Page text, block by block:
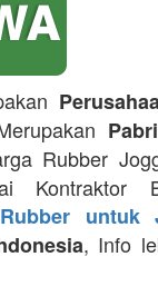
Rubber
Kontraktor
untuk
, Info